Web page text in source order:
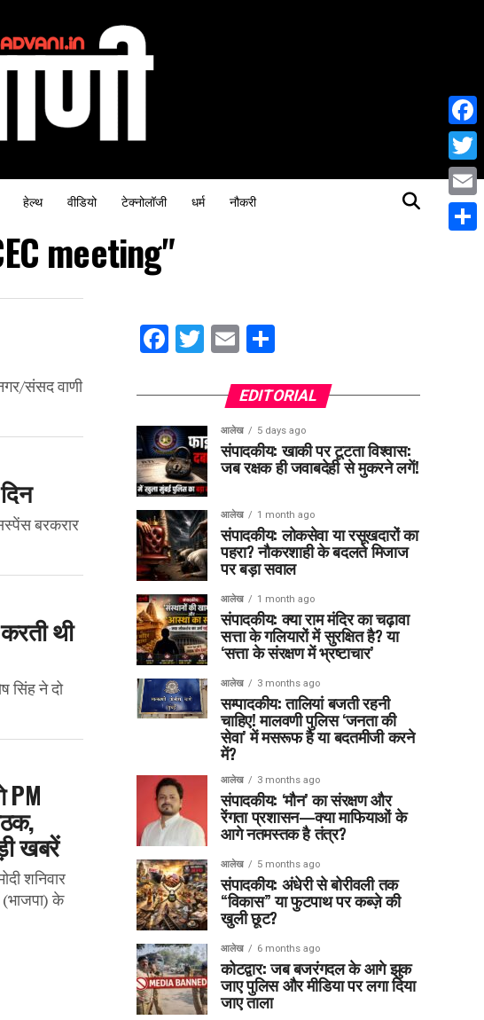
हेल्थ वीडियो टेक्नोलॉजी धर्म नौकरी
meeting"
संसद वाणी
बरकरार
थी
सिंह ने दो
PM
खबरें
शनिवार
(भाजपा) के
Facebook
Twitter
Email
EDITORIAL
आलेख 5 days ago
संपादकीय: खाकी पर टूटता विश्वास:
जब रक्षक ही जवाबदेही से मुकरने लगें!
आलेख 1 month ago
संपादकीय: लोकसेवा या रसूखदारों का
पहरा? नौकरशाही के बदलते मिजाज
पर बड़ा सवाल
आलेख 1 month ago
संपादकीय: क्या राम मंदिर का चढ़ावा
सत्ता के गलियारों में सुरक्षित है? या
‘सत्ता के संरक्षण में भ्रष्टाचार’
आलेख 3 months ago
सम्पादकीय: तालियां बजती रहनी
चाहिए! मालवणी पुलिस ‘जनता की
सेवा’ में मसरूफ है या बदतमीजी करने
में?
आलेख 3 months ago
संपादकीय: ‘मौन’ का संरक्षण और
रेंगता प्रशासन—क्या माफियाओं के
आगे नतमस्तक है तंत्र?
आलेख 5 months ago
संपादकीय: अंधेरी से बोरीवली तक
“विकास” या फुटपाथ पर कब्ज़े की
खुली छूट?
आलेख 6 months ago
कोटद्वार: जब बजरंगदल के आगे झुक
जाए पुलिस और मीडिया पर लगा दिया
जाए ताला
Email